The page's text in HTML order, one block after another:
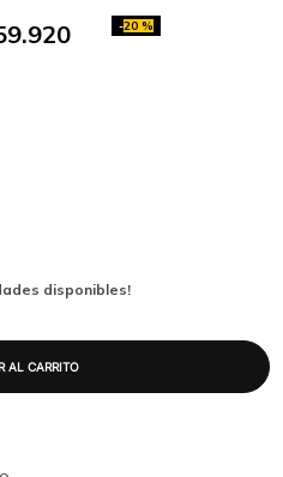
.920 -20 %
disponibles!